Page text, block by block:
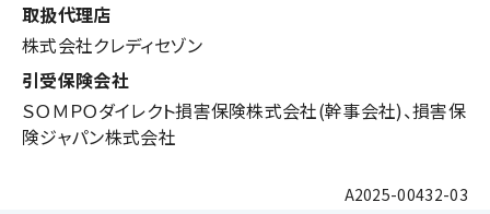
取扱代理店
株式会社クレディセゾン
引受保険会社
ＳＯＭＰＯダイレクト損害保険株式会社(幹事会社)、損害保
険ジャパン株式会社
A2025-00432-03